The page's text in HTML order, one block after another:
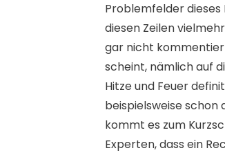
Problemfelder dieses
diesen Zeilen
gar nicht
scheint, nämlich auf
Hitze und Feuer
beispielsweise schon
kommt es zum
Experten, dass ein